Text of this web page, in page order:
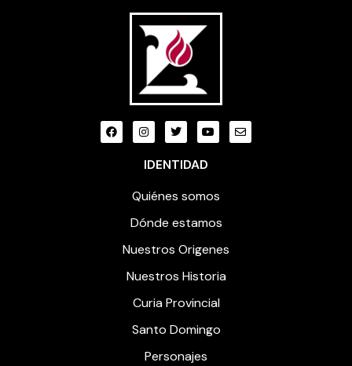
IDENTIDAD
Quiénes somos
Dónde estamos
Nuestros Origenes
Nuestros Historia
Curia Provincial
Santo Domingo
Personajes